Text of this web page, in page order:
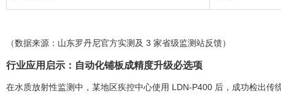
（数据来源：山东罗丹尼官方实测及 3 家省级监测站反馈）
行业应用启示：自动化铺板成精度升级必选项
在水质放射性监测中，某地区疾控中心使用 LDN-P400 后，成功检出